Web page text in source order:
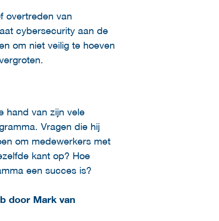
overtreden van
cybersecurity aan de
om niet veilig te hoeven
hand van zijn vele
Vragen die hij
om medewerkers met
kant op? Hoe
een succes is?
door Mark van